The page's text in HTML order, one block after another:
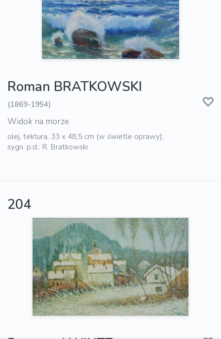
Roman BRATKOWSKI
(1869-1954)
Widok na morze
olej, tektura, 33 x 48,5 cm (w świetle oprawy);
sygn. p.d.: R. Bratkowski
204